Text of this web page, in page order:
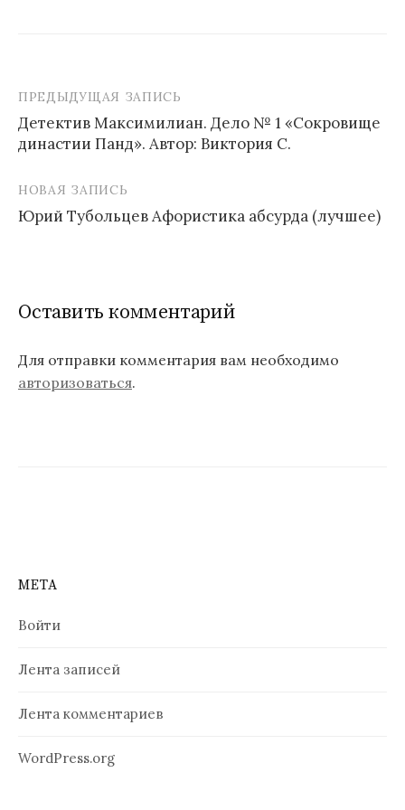
Н
а
в
а
и
и
с
ПРЕДЫДУЩАЯ ЗАПИСЬ
Детектив Максимилиан. Дело № 1 «Сокровище
династии Панд». Автор: Виктория С.
НОВАЯ ЗАПИСЬ
Юрий Тубольцев Афористика абсурда (лучшее)
Оставить комментарий
Для отправки комментария вам необходимо
авторизоваться.
МЕТА
Войти
Лента записей
Лента комментариев
WordPress.org